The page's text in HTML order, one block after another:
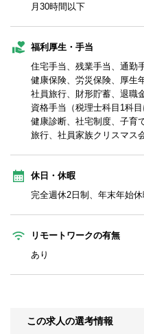
月30時間以下
福利厚生・手当
住宅手当、残業手当、通勤
健康保険、労災保険、厚生
社員旅行、財形貯蓄、退職
資格手当（税理士科目1科
健康診断、社宅制度、子育
旅行、社員家族クリスマス
休日・休暇
完全週休2日制、年末年始
リモートワークの有無
あり
この求人の選考情報